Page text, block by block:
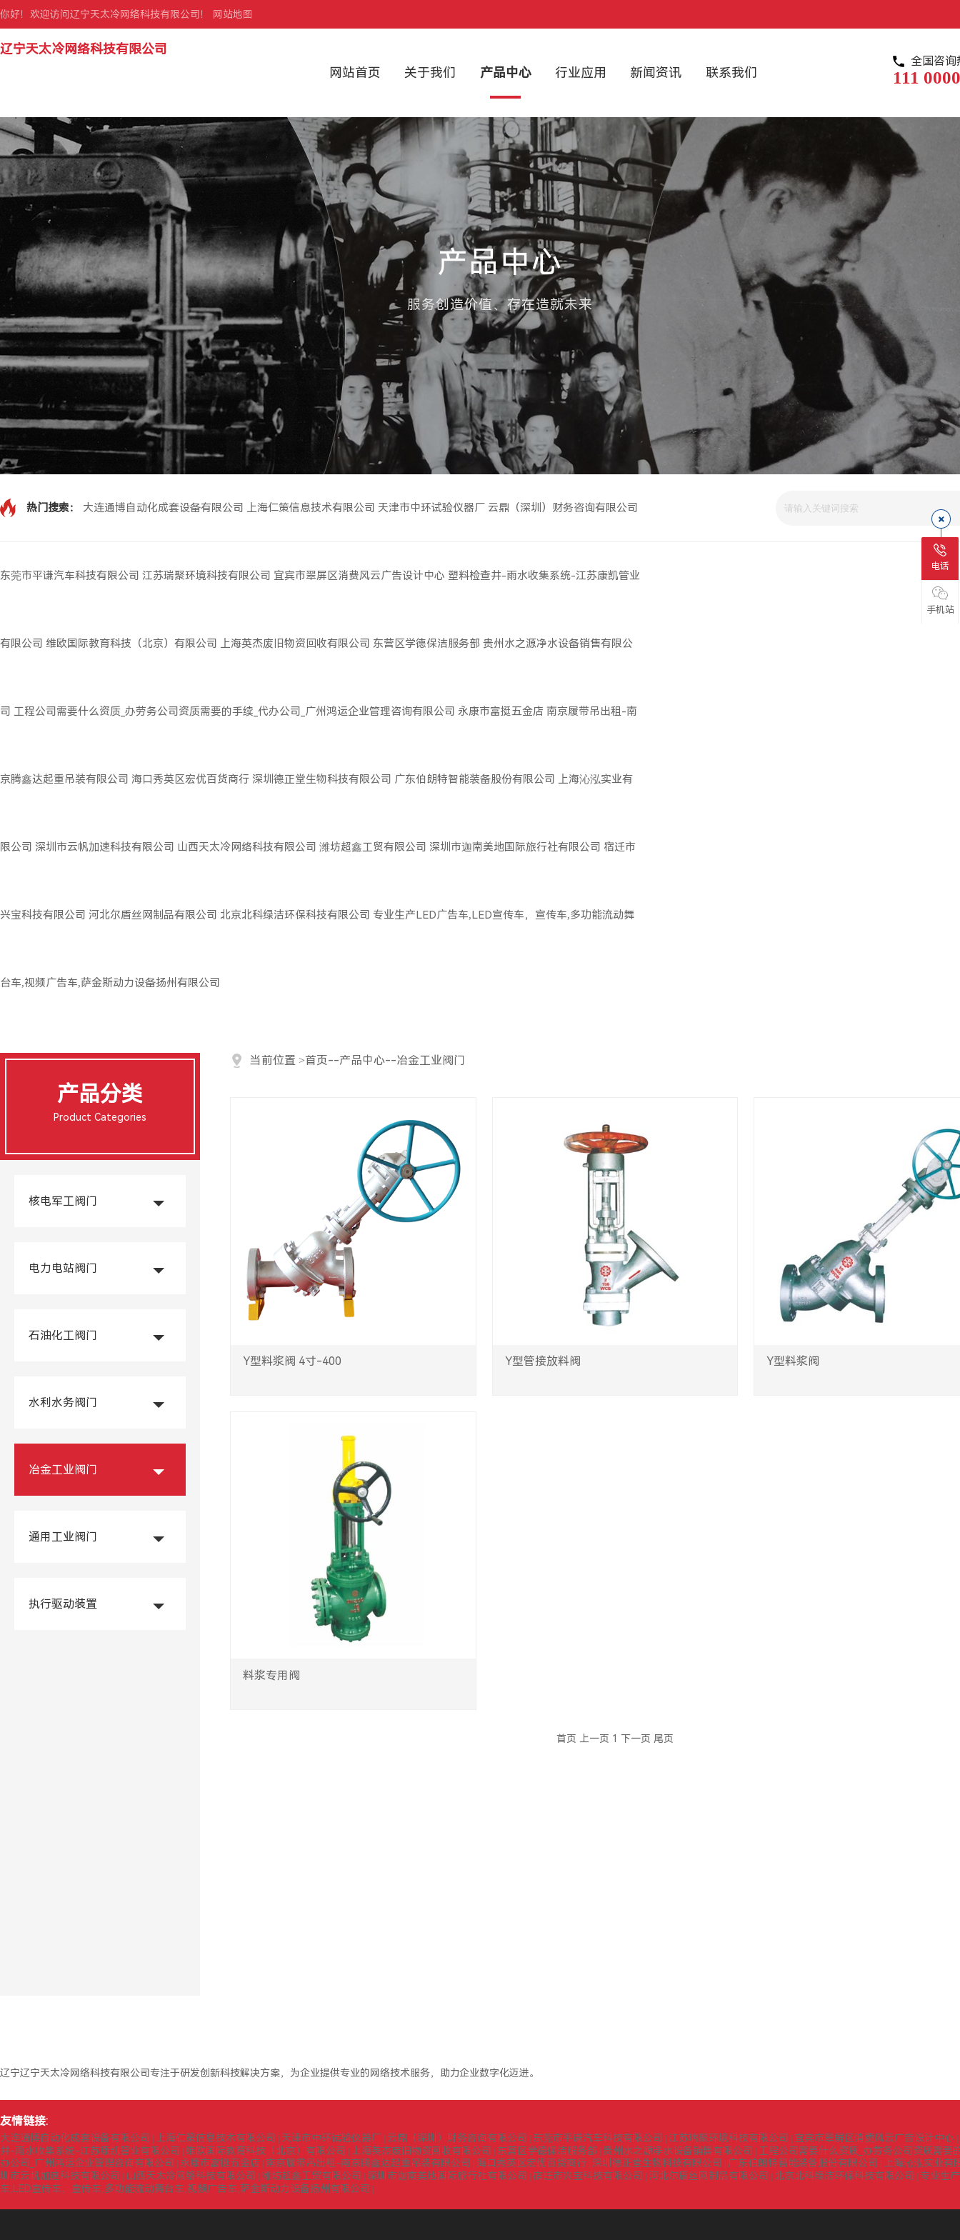
你好！欢迎访问辽宁天太冷网络科技有限公司！ 网站地图
辽宁天太冷网络科技有限公司
网站首页
关于我们 产品中心 行业应用 新闻资讯 联系我们
全国咨询
111
产品中心
服务创造价值、存在造就未来
热门搜索： 大连通博自动化成套设备有限公司 上海仁策信息技术有限公司 天津市中环试验仪器厂 云鼎（深圳）财务咨询有限公司
东莞市平谦汽车科技有限公司 江苏瑞聚环境科技有限公司 宜宾市翠屏区消费风云广告设计中心 塑料检查井-雨水收集系统-江苏康凯管业
有限公司 维欧国际教育科技（北京）有限公司 上海英杰废旧物资回收有限公司 东营区学德保洁服务部 贵州水之源净水设备销售有限公
司 工程公司需要什么资质_办劳务公司资质需要的手续_代办公司_广州鸿运企业管理咨询有限公司 永康市富挺五金店 南京履带吊出租-南
京腾鑫达起重吊装有限公司 海口秀英区宏优百货商行 深圳德正堂生物科技有限公司 广东伯朗特智能装备股份有限公司 上海沁泓实业有
限公司 深圳市云帆加速科技有限公司 山西天太冷网络科技有限公司 潍坊超鑫工贸有限公司 深圳市迦南美地国际旅行社有限公司 宿迁市
兴宝科技有限公司 河北尔盾丝网制品有限公司 北京北科绿洁环保科技有限公司 专业生产LED广告车,LED宣传车，宣传车,多功能流动舞
台车,视频广告车,萨金斯动力设备扬州有限公司
产品分类
Product Categories
核电军工阀门
电力电站阀门
石油化工阀门
水利水务阀门
冶金工业阀门
通用工业阀门
执行驱动装置
当前位置 >首页--产品中心--冶金工业阀门
Y型料浆阀 4寸-400 Y型管接放料阀 Y型料浆阀
料浆专用阀
首页 上一页 1 下一页 尾页
辽宁辽宁天太冷网络科技有限公司专注于研发创新科技解决方案，为企业提供专业的网络技术服务，助力企业数字化迈进。
友情链接:
大连通博自动化成套设备有限公司 上海仁策信息技术有限公司 天津市中环试验仪器厂 云鼎（深圳）财务咨询有限公司 东莞市平谦汽车科技有限公司 江苏瑞聚环境科技有限公司 宜宾市翠屏区消费风云广告设计中心
井-雨水收集系统-江苏康凯管业有限公司 维欧国际教育科技（北京）有限公司 上海英杰废旧物资回收有限公司 东营区学德保洁服务部 贵州水之源净水设备销售有限公司
工程公司需要什么资质_办劳务公司资质需要
办公司_广州鸿运企业管理咨询有限公司
永康市富挺五金店 南京履带吊出租-南京腾鑫达起重吊装有限公司 海口秀英区宏优百货商行 深圳德正堂生物科技有限公司 广东伯朗特智能装备股份有限公司
上海沁泓实业有
圳市云帆加速科技有限公司
山西天太冷网络科技有限公司 潍坊超鑫工贸有限公司 深圳市迦南美地国际旅行社有限公司 宿迁市兴宝科技有限公司 河北尔盾丝网制品有限公司 北京北科绿洁环保科技有限公司
专业生
车,LED宣传车，宣传车,多功能流动舞台车,视频广告车,萨金斯动力设备扬州有限公司
电话
手机站